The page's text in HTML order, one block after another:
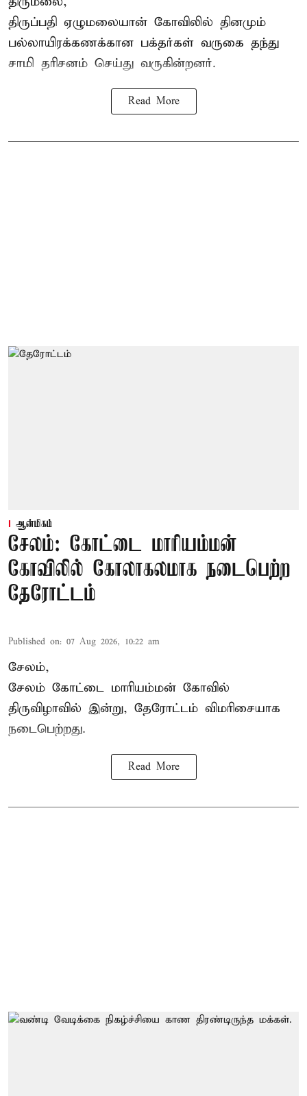
திருப்பதி ஏழுமலையான் கோவிலில் தினமும்
பல்லாயிரக்கணக்கான பக்தர்கள் வருகை தந்து
சாமி தரிசனம் செய்து வருகின்றனர்.
Read More
ஆன்மிகம்
சேலம்: கோட்டை மாரியம்மன்
கோவிலில் கோலாகலமாக நடைபெற்ற
தேரோட்டம்
Published on: 07 Aug 2026, 10:22 am
சேலம்,
சேலம் கோட்டை மாரியம்மன் கோவில்
திருவிழாவில் இன்று, தேரோட்டம் விமரிசையாக
நடைபெற்றது.
Read More